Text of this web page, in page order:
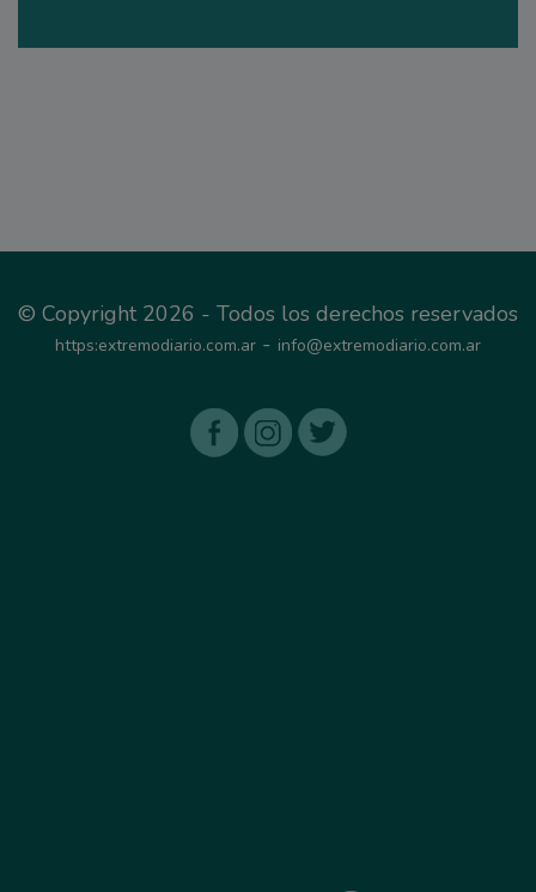
© Copyright 2026 - Todos los derechos reservados
https:extremodiario.com.ar - info@extremodiario.com.ar